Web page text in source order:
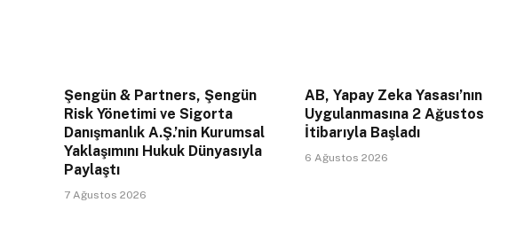
Şengün & Partners, Şengün
Risk Yönetimi ve Sigorta
Danışmanlık A.Ş.’nin Kurumsal
Yaklaşımını Hukuk Dünyasıyla
Paylaştı
7 Ağustos 2026
AB, Yapay Zeka Yasası’nın
Uygulanmasına 2 Ağustos
İtibarıyla Başladı
6 Ağustos 2026